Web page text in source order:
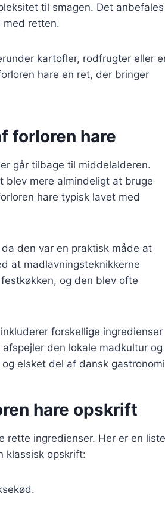
til smagen. Det
med retten.
kartofler, rodfrugter eller
hare en ret, der bringer
forloren hare
går tilbage til middelalderen.
blev mere almindeligt at bruge
hare typisk lavet med
den var en praktisk måde at
at madlavningsteknikkerne
og den blev ofte
forskellige ingredienser
den lokale madkultur og
elsket del af dansk
hare opskrift
rette ingredienser. Her er en liste
klassisk opskrift: